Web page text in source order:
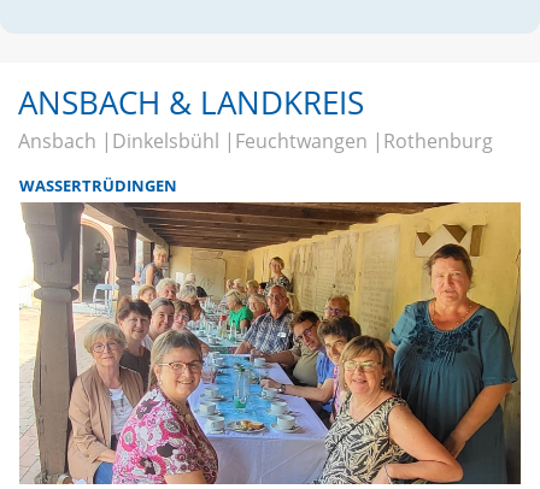
ANSBACH & LANDKREIS
Ansbach Dinkelsbühl Feuchtwangen Rothenburg
WASSERTRÜDINGEN